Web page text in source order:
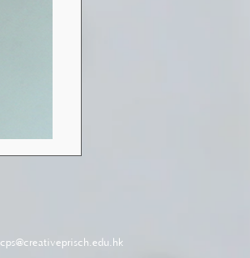
cps@creativeprisch.edu.hk